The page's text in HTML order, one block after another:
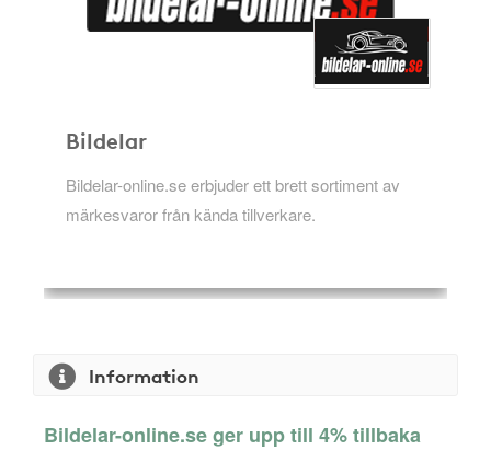
Bildelar
Bildelar-online.se erbjuder ett brett sortiment av
märkesvaror från kända tillverkare.
Information
Bildelar-online.se ger upp till 4% tillbaka